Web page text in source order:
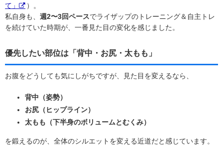
て」
）。
私自身も、 週2〜3回ペースでライザップのトレーニング＆自主トレ
を続けていた時期が、一番見た目の変化を感じました。
優先したい部位は「背中・お尻・太もも」
お腹をどうしても気にしがちですが、見た目を変えるなら、
背中（姿勢）
お尻（ヒップライン）
太もも（下半身のボリュームとむくみ）
を鍛えるのが、全体のシルエットを変える近道だと感じています。